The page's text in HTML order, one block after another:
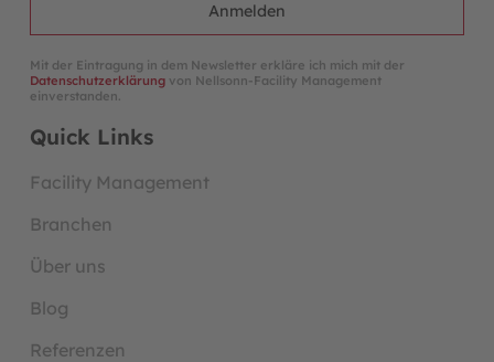
Anmelden
Mit der Eintragung in dem Newsletter erkläre ich mich mit der
Datenschutzerklärungvon Nellsonn-Facility Management
einverstanden.
Quick Links
Facility Management
Branchen
Über uns
Blog
Referenzen